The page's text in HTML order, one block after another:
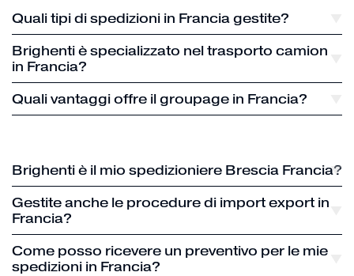
Quali tipi di spedizioni in Francia gestite?
Brighenti è specializzato nel trasporto camion
in Francia?
Quali vantaggi offre il groupage in Francia?
Brighenti è il mio spedizioniere Brescia Francia?
Gestite anche le procedure di import export in
Francia?
Come posso ricevere un preventivo per le mie
spedizioni in Francia?